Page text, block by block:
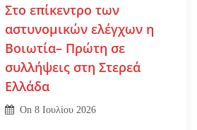
Στο επίκεντρο των
αστυνομικών ελέγχων η
Βοιωτία– Πρώτη σε
συλλήψεις στη Στερεά
Ελλάδα
On8 Ιουλίου 2026